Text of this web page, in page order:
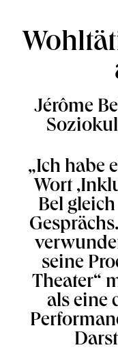
Jérôme
„Ich habe
Wort
Bel
seine
Theater“
als eine